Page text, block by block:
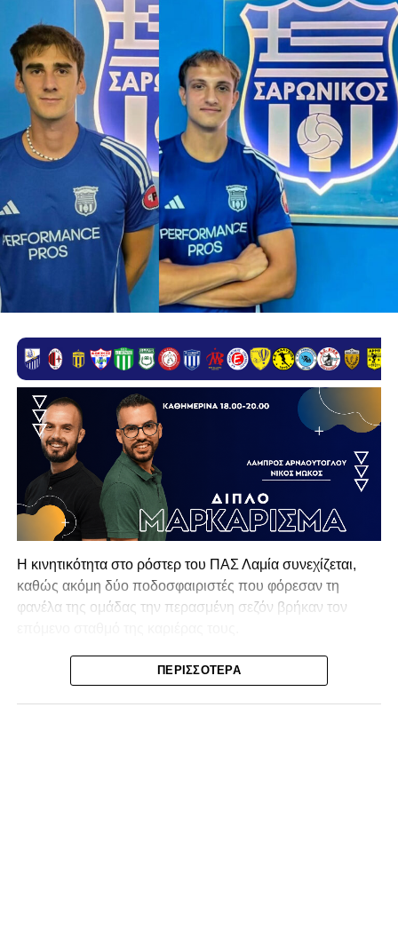
Η κινητικότητα στο ρόστερ του ΠΑΣ Λαμία συνεχίζεται,
καθώς ακόμη δύο ποδοσφαιριστές που φόρεσαν τη
φανέλα της ομάδας την περασμένη σεζόν βρήκαν τον
Ο λόγος για τον Βασίλη Τρούμπουλο και τον Χρυσόστομο
Στάγκο, οι οποίοι θα συνεχίσουν μαζί την ποδοσφαιρική
ΠΕΡΙΣΣΌΤΕΡΑ